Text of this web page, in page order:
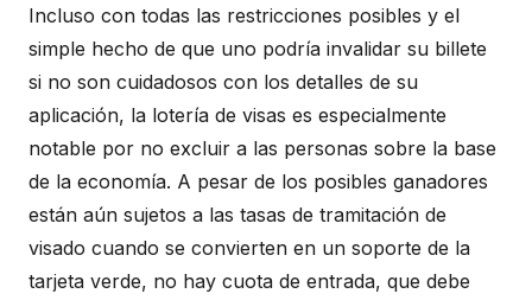
Incluso con todas las restricciones posibles y el
simple hecho de que uno podría invalidar su billete
si no son cuidadosos con los detalles de su
aplicación, la lotería de visas es especialmente
notable por no excluir a las personas sobre la base
de la economía. A pesar de los posibles ganadores
están aún sujetos a las tasas de tramitación de
visado cuando se convierten en un soporte de la
tarjeta verde, no hay cuota de entrada, que debe